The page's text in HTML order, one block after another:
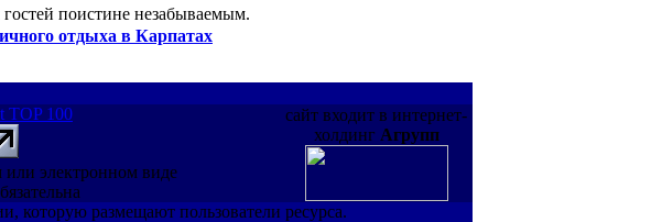
поистине незабываемым.
отдыха в Карпатах
электронном виде
сайт входит в интернет-
холдинг Агрупп
которую размещают пользователи ресурса.